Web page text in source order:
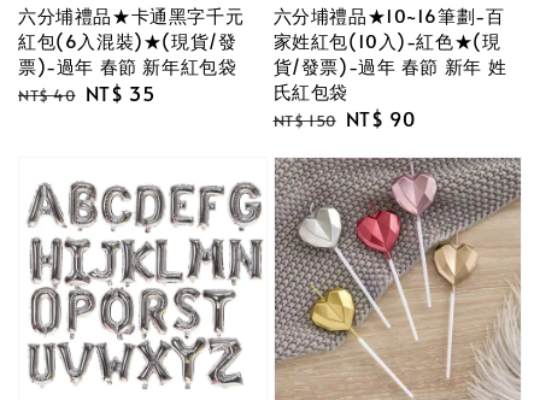
六分埔禮品★卡通黑字千元
紅包(6入混裝)★(現貨/發
票)-過年 春節 新年紅包袋
Regular
NT$ 40 Sale
NT$ 35
六分埔禮品★10~16筆劃-百
家姓紅包(10入)-紅色★(現
貨/發票)-過年 春節 新年 姓
氏紅包袋
Regular
NT$ 150 Sale
NT$ 90